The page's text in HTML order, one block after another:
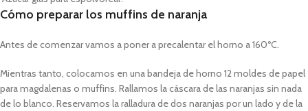
Cómo preparar los muffins de naranja
Antes de comenzar vamos a poner a precalentar el horno a 160ºC.
Mientras tanto, colocamos en una bandeja de horno 12 moldes de papel
para magdalenas o muffins. Rallamos la cáscara de las naranjas sin nada
de lo blanco. Reservamos la ralladura de dos naranjas por un lado y de la